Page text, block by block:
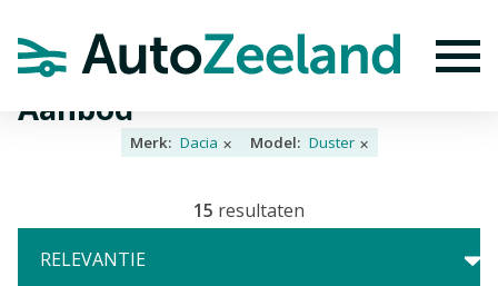
Aanbod
Merk: Dacia ✕ Model: Duster ✕
15 resultaten